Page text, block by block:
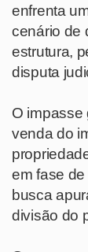
enfrenta
cenário de
estrutura,
disputa
O impasse
venda do
em fase
busca
divisão do